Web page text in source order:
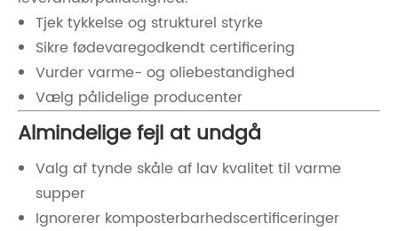
Tjek tykkelse og strukturel styrke
Sikre fødevaregodkendt certificering
Vurder varme- og oliebestandighed
Vælg pålidelige producenter
Almindelige fejl at undgå
Valg af tynde skåle af lav kvalitet til varme
supper
Ignorerer komposterbarhedscertificeringer